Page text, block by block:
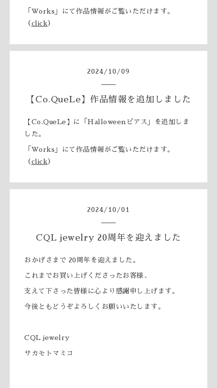
「Works」にて作品情報がご覧いただけます。
（ click ）
2024 / 10 /09
【Co.QueLe】作品情報を追加しました
【Co.QueLe】に「Halloweenピアス」を追加しま
した。
「Works」にて作品情報がご覧いただけます。
（ click ）
2024 / 10 /01
CQL jewelry 20周年を迎えました
おかげさまで 20周年を迎えました。
これまでお買い上げくださったお客様、
支えて下さった皆様に心より感謝申し上げます。
今後ともどうぞよろしくお願いいたします。
CQL jewelry
サカモトマミコ